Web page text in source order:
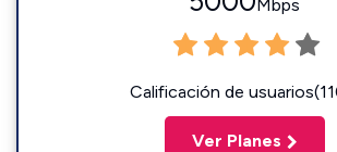
Mbps
Calificación de
Ver Planes